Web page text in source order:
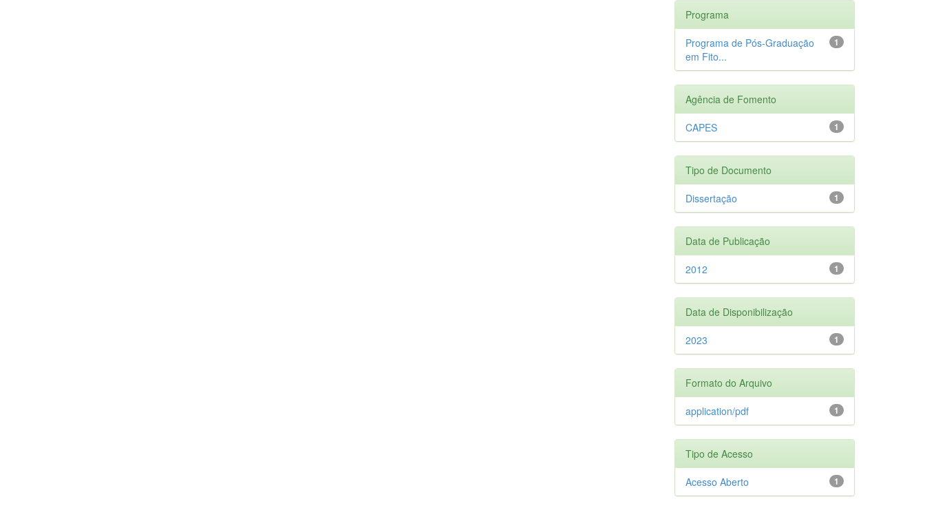
Programa
1
Programa de Pós-Graduação
em Fito...
Agência de Fomento
1
CAPES
Tipo de Documento
1
Dissertação
Data de Publicação
1
2012
Data de Disponibilização
1
2023
Formato do Arquivo
1
application/pdf
Tipo de Acesso
1
Acesso Aberto